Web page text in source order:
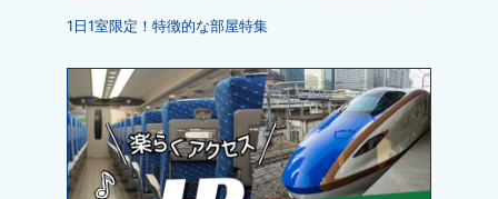
1日1室限定！特徴的な部屋特集